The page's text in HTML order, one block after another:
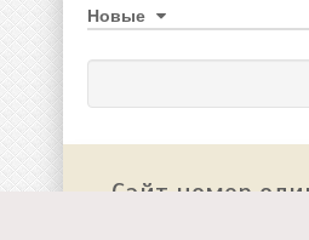
Новые
Сайт номер